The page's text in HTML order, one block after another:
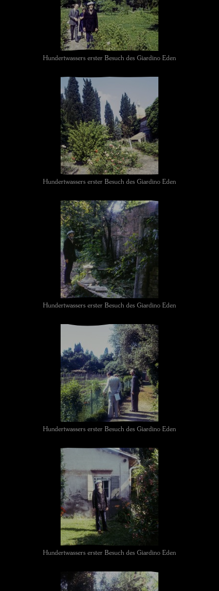
Hundertwassers erster Besuch des Giardino Eden
Hundertwassers erster Besuch des Giardino Eden
Hundertwassers erster Besuch des Giardino Eden
Hundertwassers erster Besuch des Giardino Eden
Hundertwassers erster Besuch des Giardino Eden